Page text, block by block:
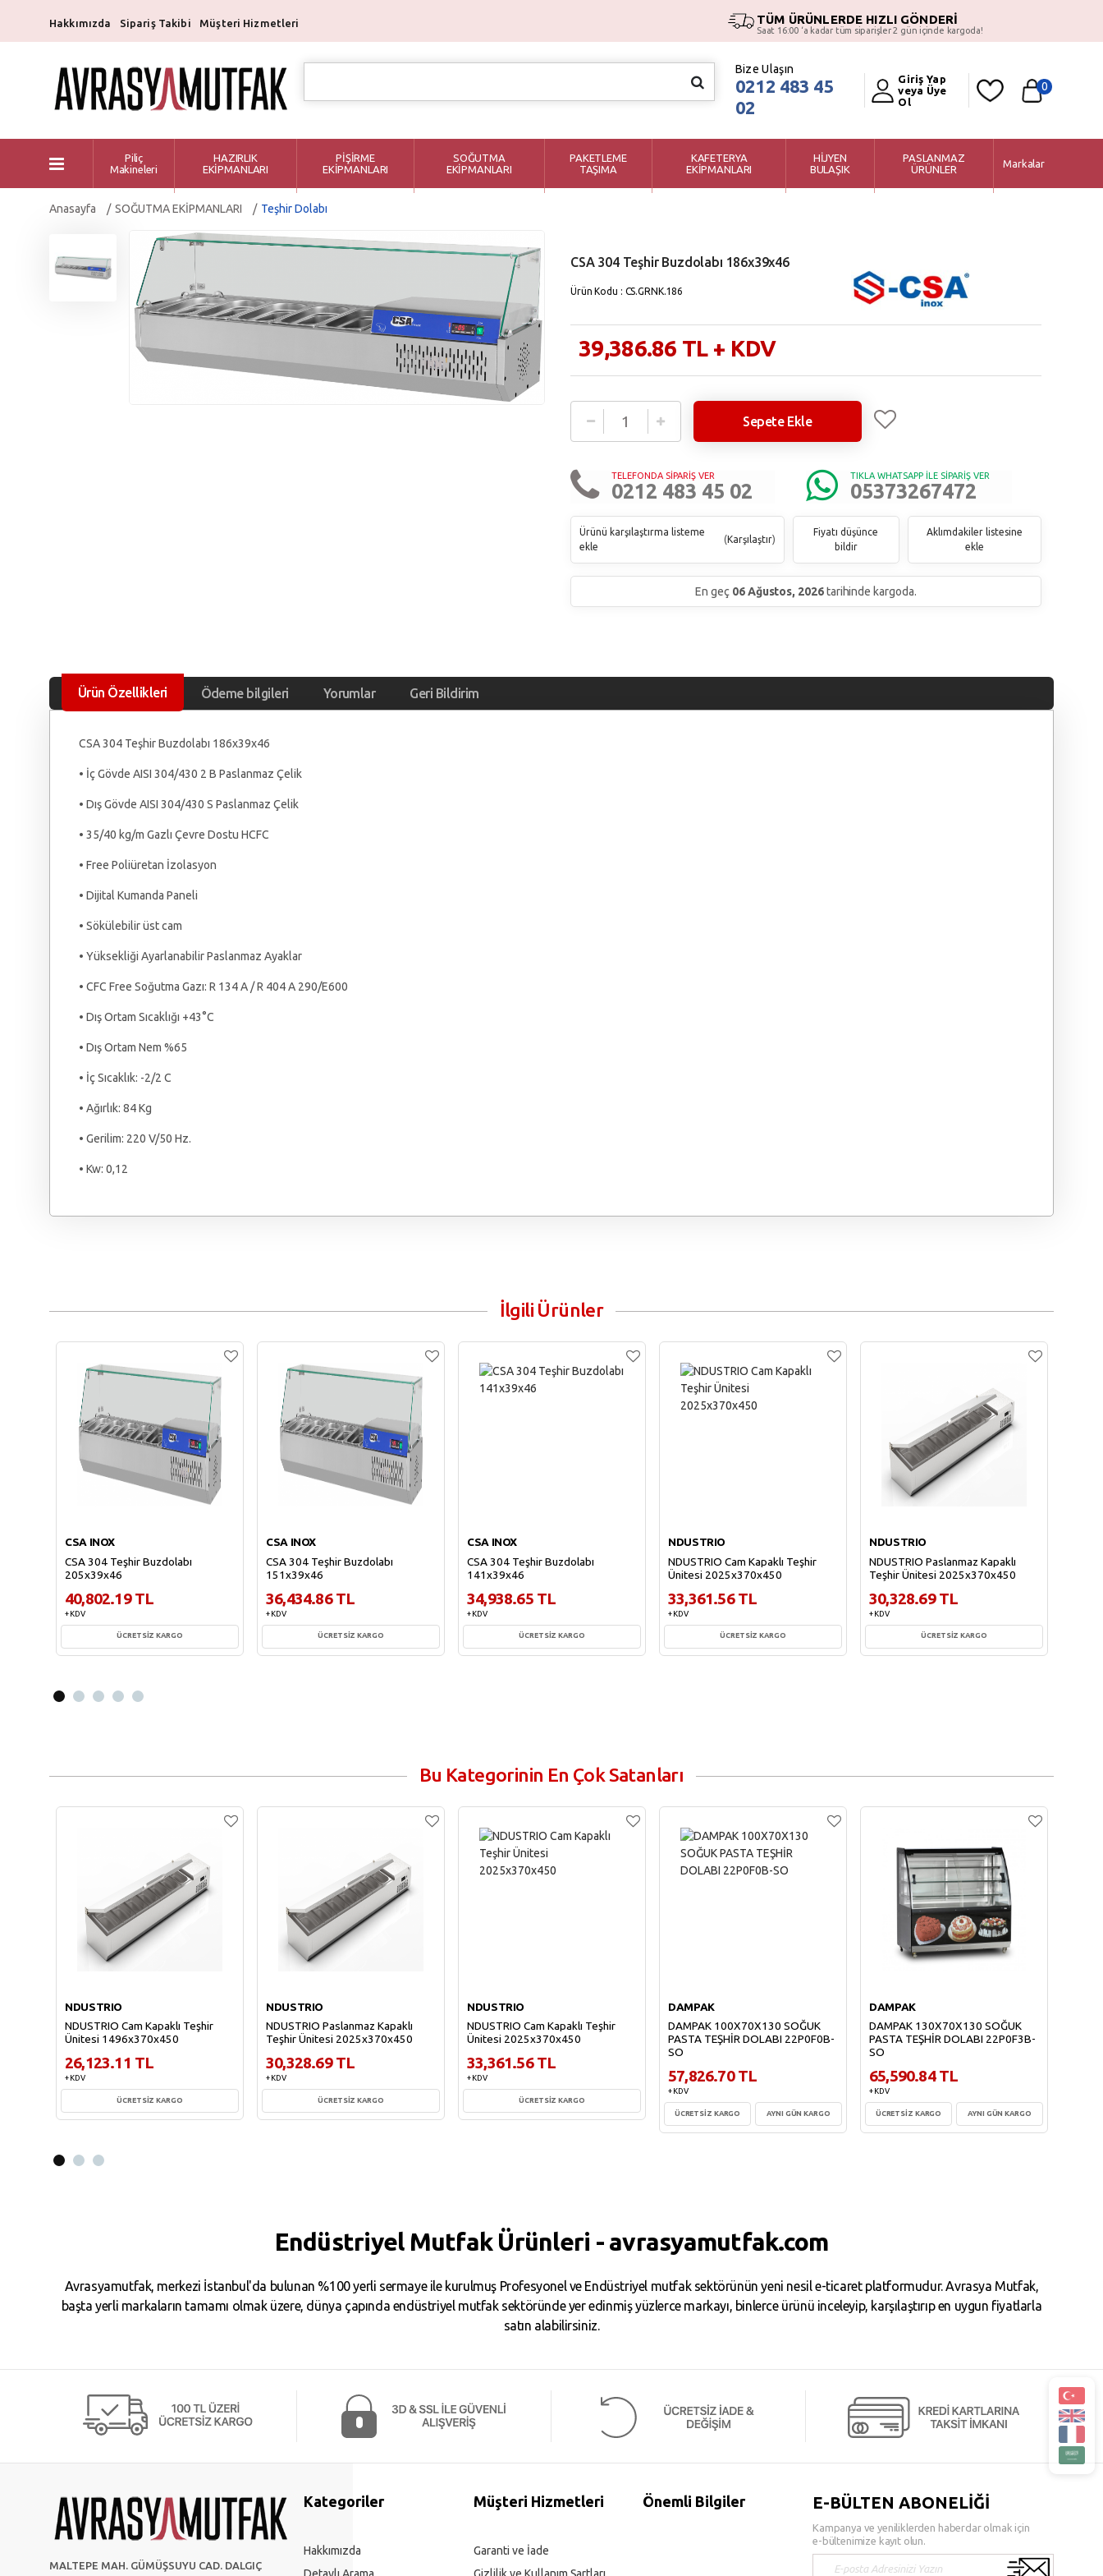
Hakkımızda Sipariş Takibi Müşteri Hizmetleri TÜM ÜRÜNLERDE HIZLI GÖNDERİ
Saat 16:00 ‘a kadar tüm siparişler 2 gün içinde kargoda!
Bize Ulaşın
0212 483 45
02
Giriş Yap
veya Üye
Ol
0
Piliç
Makineleri
HAZIRLIK
EKİPMANLARI
PİŞİRME
EKİPMANLARI
SOĞUTMA
EKİPMANLARI
PAKETLEME
TAŞIMA
KAFETERYA
EKİPMANLARI
HİJYEN
BULAŞIK
PASLANMAZ
ÜRÜNLER
Markalar
Anasayfa SOĞUTMA EKİPMANLARI Teşhir Dolabı
CSA 304 Teşhir Buzdolabı 186x39x46
Ürün Kodu : CS.GRNK.186
39,386.86 TL + KDV
TELEFONDA SİPARİŞ VER
0212 483 45 02
TIKLA WHATSAPP İLE SİPARİŞ VER
05373267472
Sepete Ekle
Ürünü karşılaştırma listeme
ekle
(Karşılaştır)
Fiyatı düşünce
bildir
Aklımdakiler listesine
ekle
En geç 06 Ağustos, 2026tarihinde kargoda.
Ürün Özellikleri Ödeme bilgileri Yorumlar Geri Bildirim
CSA 304 Teşhir Buzdolabı 186x39x46
• İç Gövde AISI 304/430 2 B Paslanmaz Çelik
• Dış Gövde AISI 304/430 S Paslanmaz Çelik
• 35/40 kg/m Gazlı Çevre Dostu HCFC
• Free Poliüretan İzolasyon
• Dijital Kumanda Paneli
• Sökülebilir üst cam
• Yüksekliği Ayarlanabilir Paslanmaz Ayaklar
• CFC Free Soğutma Gazı: R 134 A / R 404 A 290/E600
• Dış Ortam Sıcaklığı +43°C
• Dış Ortam Nem %65
• İç Sıcaklık: -2/2 C
• Ağırlık: 84 Kg
• Gerilim: 220 V/50 Hz.
• Kw: 0,12
İlgili Ürünler
CSA INOX
CSA 304 Teşhir Buzdolabı
205x39x46
40,802.19 TL
+ KDV
ÜCRETSİZ KARGO
CSA INOX
CSA 304 Teşhir Buzdolabı
151x39x46
36,434.86 TL
+ KDV
ÜCRETSİZ KARGO
CSA INOX
CSA 304 Teşhir Buzdolabı
141x39x46
34,938.65 TL
+ KDV
ÜCRETSİZ KARGO
NDUSTRIO
NDUSTRIO Cam Kapaklı Teşhir
Ünitesi 2025x370x450
33,361.56 TL
+ KDV
ÜCRETSİZ KARGO
NDUSTRIO
NDUSTRIO Paslanmaz Kapaklı
Teşhir Ünitesi 2025x370x450
30,328.69 TL
+ KDV
ÜCRETSİZ KARGO
Bu Kategorinin En Çok Satanları
NDUSTRIO
NDUSTRIO Cam Kapaklı Teşhir
Ünitesi 1496x370x450
26,123.11 TL
+ KDV
ÜCRETSİZ KARGO
NDUSTRIO
NDUSTRIO Paslanmaz Kapaklı
Teşhir Ünitesi 2025x370x450
30,328.69 TL
+ KDV
ÜCRETSİZ KARGO
NDUSTRIO
NDUSTRIO Cam Kapaklı Teşhir
Ünitesi 2025x370x450
33,361.56 TL
+ KDV
ÜCRETSİZ KARGO
DAMPAK
DAMPAK 100X70X130 SOĞUK
PASTA TEŞHİR DOLABI 22P0F0B-
SO
57,826.70 TL
+ KDV
ÜCRETSİZ KARGO AYNI GÜN KARGO
DAMPAK
DAMPAK 130X70X130 SOĞUK
PASTA TEŞHİR DOLABI 22P0F3B-
SO
65,590.84 TL
+ KDV
ÜCRETSİZ KARGO AYNI GÜN KARGO
Endüstriyel Mutfak Ürünleri - avrasyamutfak.com
Avrasyamutfak, merkezi İstanbul'da bulunan %100 yerli sermaye ile kurulmuş Profesyonel ve Endüstriyel mutfak sektörünün yeni nesil e-ticaret platformudur. Avrasya Mutfak,
başta yerli markaların tamamı olmak üzere, dünya çapında endüstriyel mutfak sektöründe yer edinmiş yüzlerce markayı, binlerce ürünü inceleyip, karşılaştırıp en uygun fiyatlarla
satın alabilirsiniz.
MALTEPE MAH. GÜMÜŞSUYU CAD. DALGIÇ
Kategoriler
Hakkımızda
Müşteri Hizmetleri
Garanti ve İade
Önemli Bilgiler E-BÜLTEN ABONELİĞİ
Kampanya ve yeniliklerden haberdar olmak için
e-bültenimize kayıt olun.